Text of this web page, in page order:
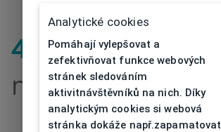
404| Stránka
nenalezena
Analytické cookies
Pomáhají vylepšovat a
zefektivňovat funkce webových
stránek sledováním
aktivitnávštěvníků na nich. Díky
analytickým cookies si webová
stránka dokáže např.zapamatovat